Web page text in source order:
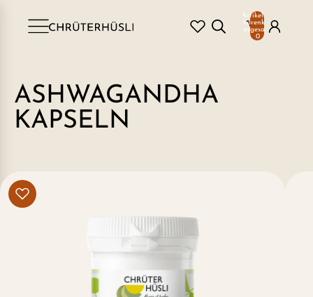
Artikel im
Warenkorb
insgesamt:
0
ASHWAGANDHA
KAPSELN